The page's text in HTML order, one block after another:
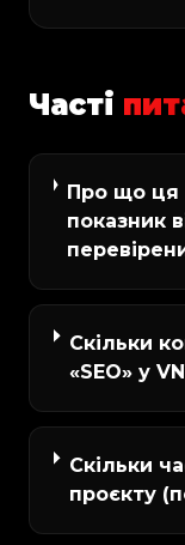
Часті
Про що ця
показник
Скільки
«SEO» у
Скільки
проєкту